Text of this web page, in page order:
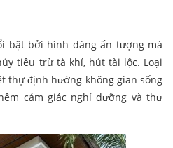
bật bởi hình dáng ấn tượng mà
tiêu trừ tà khí, hút tài lộc. Loại
thự định hướng không gian sống
cảm giác nghỉ dưỡng và thư